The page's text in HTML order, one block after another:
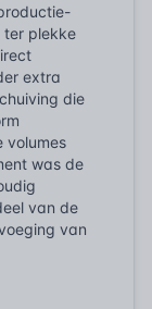
ter plekke
extra
die
volumes
was de
van de
van